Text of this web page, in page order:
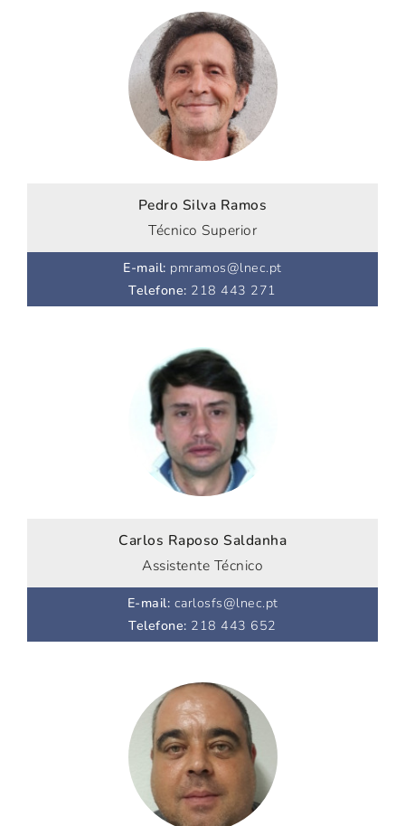
Pedro Silva Ramos
Técnico Superior
E-mail: pmramos@lnec.pt
Telefone: 218 443 271
Carlos Raposo Saldanha
Assistente Técnico
E-mail: carlosfs@lnec.pt
Telefone: 218 443 652